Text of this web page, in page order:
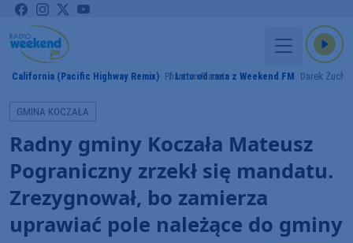
California (Pacific Highway Remix) Phantom Planet
Lato od rana z Weekend FM Darek
GMINA KOCZAŁA
Radny gminy Koczała Mateusz
Pograniczny zrzekł się mandatu.
Zrezygnował, bo zamierza
uprawiać pole należące do gminy